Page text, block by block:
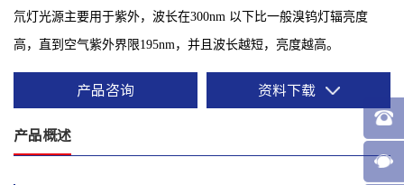
氘灯光源主要用于紫外，波长在300nm 以下比一般溴钨灯辐亮度
高，直到空气紫外界限195nm，并且波长越短，亮度越高。
产品咨询 资料下载
产品概述